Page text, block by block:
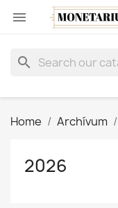

search
Home Archívum
2026